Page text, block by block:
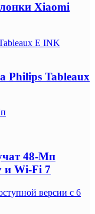
Xiaomi
E INK
Philips Tableaux
48-Мп
и Wi-Fi 7
версии с 6